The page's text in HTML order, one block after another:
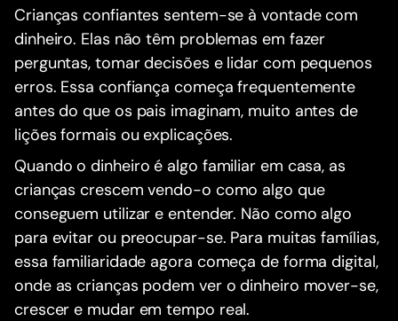
Crianças confiantes sentem-se à vontade com
dinheiro. Elas não têm problemas em fazer
perguntas, tomar decisões e lidar com pequenos
erros. Essa confiança começa frequentemente
antes do que os pais imaginam, muito antes de
lições formais ou explicações.
Quando o dinheiro é algo familiar em casa, as
crianças crescem vendo-o como algo que
conseguem utilizar e entender. Não como algo
para evitar ou preocupar-se. Para muitas famílias,
essa familiaridade agora começa de forma digital,
onde as crianças podem ver o dinheiro mover-se,
crescer e mudar em tempo real.